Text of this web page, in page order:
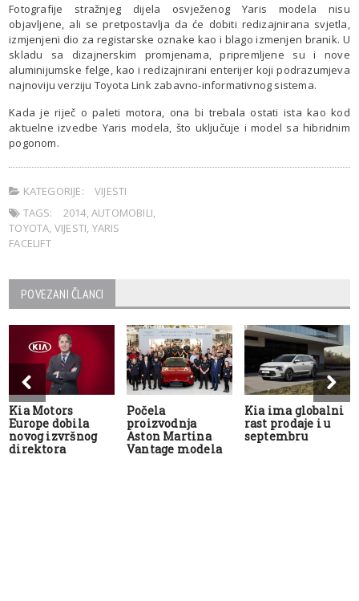
Fotografije stražnjeg dijela osvježenog Yaris modela nisu
objavljene, ali se pretpostavlja da će dobiti redizajnirana svjetla,
izmjenjeni dio za registarske oznake kao i blago izmenjen branik. U
skladu sa dizajnerskim promjenama, pripremljene su i nove
aluminijumske felge, kao i redizajnirani enterijer koji podrazumjeva
najnoviju verziju Toyota Link zabavno-informativnog sistema.
Kada je riječ o paleti motora, ona bi trebala ostati ista kao kod
aktuelne izvedbe Yaris modela, što uključuje i model sa hibridnim
pogonom.
KATEGORIJE:
VIJESTI
TAGS:
2014, AUTOMOBILI
TOYOTA VIJESTI YARIS
FACELIFT
POVEZANI ČLANCI
Kia Motors
Europe dobila
novog izvršnog
direktora
Počela
proizvodnja
Aston Martina
Vantage modela
Kia ima globalni
rast prodaje i u
septembru